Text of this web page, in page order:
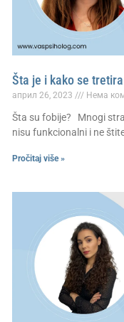
Šta je i kako se
април 26, 2023 Нема
Šta su fobije? Mnogi
nisu funkcionalni i ne
Pročitaj više »